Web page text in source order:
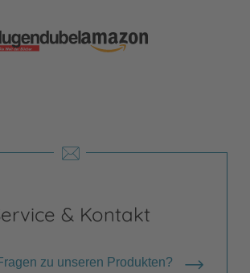
& Kontakt
zu unseren Produkten?